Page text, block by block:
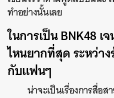
ทำอย่างนั้นเลย
ในการเป็น BNK48 เ
ไหนยากที่สุด ระหว่า
กับแฟนๆ
น่าจะเป็นเรื่องการสื่อ